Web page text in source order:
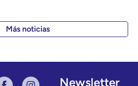
Más noticias
Newsletter